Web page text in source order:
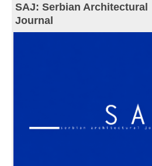
SAJ: Serbian Architectural
Journal